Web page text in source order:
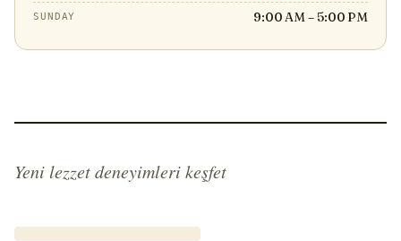
SUNDAY 9:00 AM – 5:00 PM
Yeni lezzet deneyimleri keşfet